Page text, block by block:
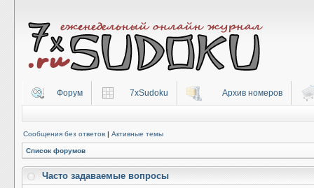
Форум 7xSudoku Архив номеров
Сообщения без ответов | Активные темы
Список форумов
Часто задаваемые вопросы